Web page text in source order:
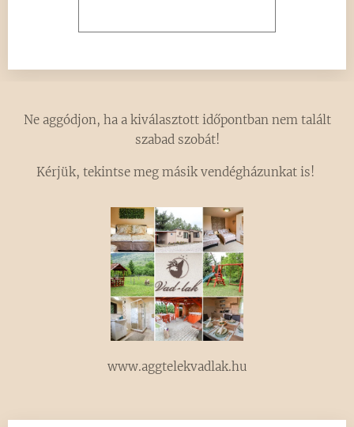
Ne aggódjon, ha a kiválasztott időpontban nem talált
szabad szobát!
Kérjük, tekintse meg másik vendégházunkat is!
www.aggtelekvadlak.hu